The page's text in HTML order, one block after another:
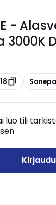
-
3000K
Kopioi
luo tili
Kirjaudu